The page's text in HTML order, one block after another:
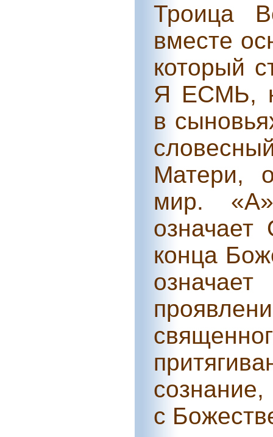
Троица
вместе
который
Я ЕСМЬ,
в
Матери,
мир.
конца
с